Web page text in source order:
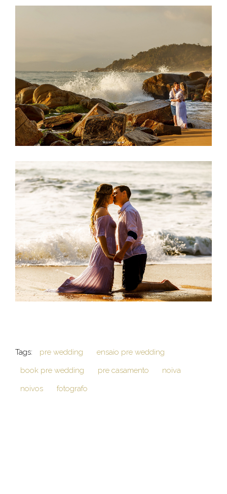
Tags: pre wedding
ensaio pre wedding
book pre wedding
pre casamento
noiva
noivos
fotografo